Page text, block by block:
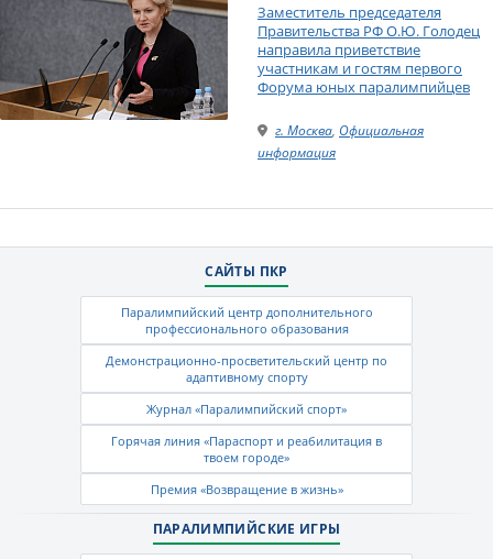
Заместитель председателя
Правительства РФ О.Ю. Голодец
направила приветствие
участникам и гостям первого
Форума юных паралимпийцев
г. Москва, Официальная
информация
САЙТЫ ПКР
Паралимпийский центр дополнительного
профессионального образования
Демонстрационно-просветительский центр по
адаптивному спорту
Журнал «Паралимпийский спорт»
Горячая линия «Параспорт и реабилитация в
твоем городе»
Премия «Возвращение в жизнь»
ПАРАЛИМПИЙСКИЕ ИГРЫ